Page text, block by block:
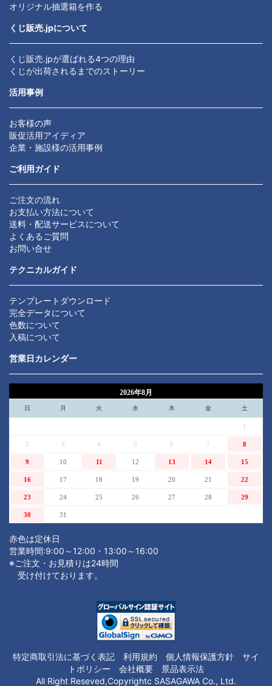
オリジナル抽選箱を作る
くじ販売.jpについて
くじ販売.jpが選ばれる4つの理由
くじが出荷されるまでのストーリー
活用事例
お客様の声
販促活用アイディア
企業・施設様の活用事例
ご利用ガイド
ご注文の流れ
お支払い方法について
送料・配送サービスについて
よくあるご質問
お問い合せ
テクニカルガイド
テンプレートダウンロード
完全データについて
色数について
入稿について
営業日カレンダー
2026年8月
日 月 火 水 木 金 土
1
2 3 4 5 6 7 8
9 10 11 12 13 14 15
16 17 18 19 20 21 22
23 24 25 26 27 28 29
30 31
赤色は定休日
営業時間:9:00～12:00・13:00～16:00
※ご注文・お見積りは24時間
受け付けております。
特定商取引法に基づく表記 利用規約 個人情報保護方針
サイ
トポリシー
会社概要
景品表示法
All Right Reseved,Copyrightc SASAGAWA Co., Ltd.